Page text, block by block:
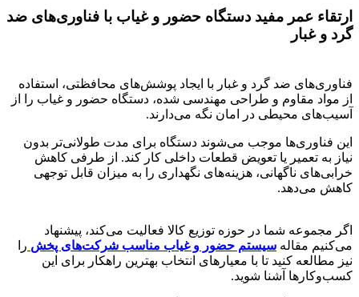
ارتقاء عمر مفید دستگاه حضور و غیاب با فناوری‌های ضد
گرد و غبار
فناوری‌های ضد گرد و غبار با ایجاد پوشش‌های محافظتی، استفاده
از مواد مقاوم و طراحی مهندسی شده، دستگاه حضور و غیاب را از
آسیب‌های محیطی در امان نگه می‌دارند.
این فناوری‌ها موجب می‌شوند دستگاه برای مدت طولانی‌تر بدون
نیاز به تعمیر یا تعویض قطعات داخلی کار کند. از طرفی کاهش
خرابی‌های ناگهانی، هزینه‌های نگهداری را به میزان قابل توجهی
کاهش می‌دهد.
اگر مجموعه شما در حوزه توزیع کالا فعالیت می‌کند، پیشنهاد
می‌کنیم مقاله سیستم حضور و غیاب مناسب شرکت‌های پخش را
نیز مطالعه کنید تا با معیارهای انتخاب بهترین راهکار برای این
کسب‌وکارها آشنا شوید.